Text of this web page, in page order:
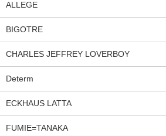
ALLEGE
BIGOTRE
CHARLES JEFFREY LOVERBOY
Determ
ECKHAUS LATTA
FUMIE=TANAKA